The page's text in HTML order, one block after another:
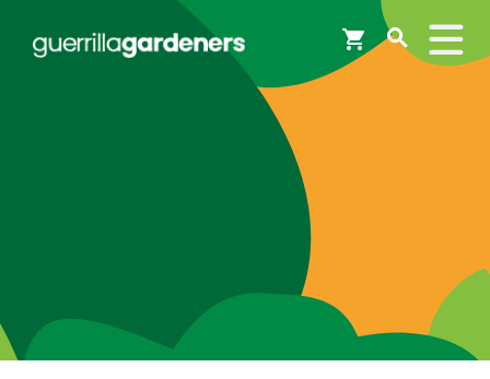
Webshop
Workshops
Tips & Inspiratie
Op de kaart